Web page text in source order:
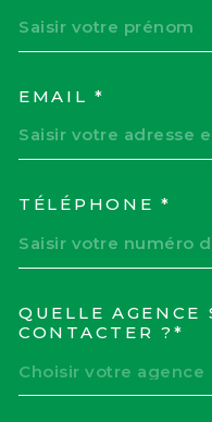
EMAIL *
TÉLÉPHONE *
QUELLE AGENCE
CONTACTER ?*
Choisir votre agence